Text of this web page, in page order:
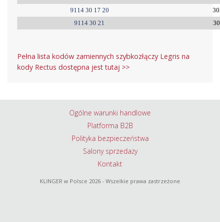
9114 30 17 20
9114 30 21
Pełna lista kodów zamiennych szybkozłączy Legris na
kody Rectus dostępna jest tutaj >>
Ogólne warunki handlowe
Platforma B2B
Polityka bezpieczeństwa
Salony sprzedaży
Kontakt
KLINGER w Polsce 2026 - Wszelkie prawa zastrzeżone